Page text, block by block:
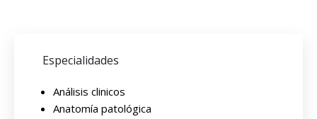
Especialidades
Análisis clinicos
Anatomía patológica